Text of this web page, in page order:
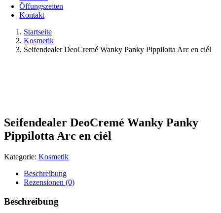
Öffungszeiten
Kontakt
Startseite
Kosmetik
Seifendealer DeoCremé Wanky Panky Pippilotta Arc en ciél
Seifendealer DeoCremé Wanky Panky
Pippilotta Arc en ciél
Kategorie: Kosmetik
Beschreibung
Rezensionen (0)
Beschreibung